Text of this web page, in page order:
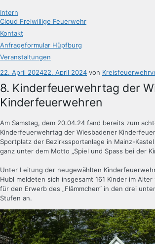
Intern
Cloud Freiwillige Feuerwehr
Kontakt
Anfrageformular Hüpfburg
Veranstaltungen
Veröffentlicht
22. April 202422. April 2024 von
8. Kinderfeuerwehrtag der
Kinderfeuerwehren
Am Samstag, dem 20.04.24 fand bereits zum
Kinderfeuerwehrtag der Wiesbadener
Sportplatz der Bezirkssportanlage in Mainz-
ganz unter dem Motto „Spiel und Spass bei der
Unter Leitung der neugewählten
Hubl meldeten sich insgesamt 161 Kinder im
für den Erwerb des „Flämmchen“ in den drei
Stufen an.